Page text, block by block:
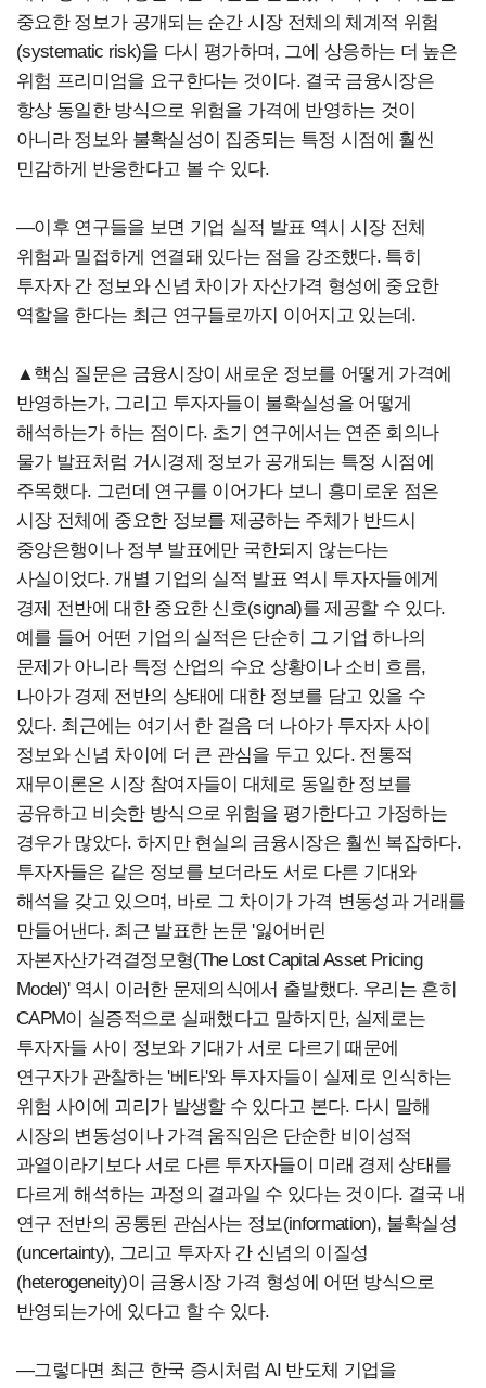
중요한 정보가 공개되는 순간 시장 전체의 체계적 위험
(systematic risk)을 다시 평가하며, 그에 상응하는 더 높은
위험 프리미엄을 요구한다는 것이다. 결국 금융시장은
항상 동일한 방식으로 위험을 가격에 반영하는 것이
아니라 정보와 불확실성이 집중되는 특정 시점에 훨씬
민감하게 반응한다고 볼 수 있다.
―이후 연구들을 보면 기업 실적 발표 역시 시장 전체
위험과 밀접하게 연결돼 있다는 점을 강조했다. 특히
투자자 간 정보와 신념 차이가 자산가격 형성에 중요한
역할을 한다는 최근 연구들로까지 이어지고 있는데.
▲핵심 질문은 금융시장이 새로운 정보를 어떻게 가격에
반영하는가, 그리고 투자자들이 불확실성을 어떻게
해석하는가 하는 점이다. 초기 연구에서는 연준 회의나
물가 발표처럼 거시경제 정보가 공개되는 특정 시점에
주목했다. 그런데 연구를 이어가다 보니 흥미로운 점은
시장 전체에 중요한 정보를 제공하는 주체가 반드시
중앙은행이나 정부 발표에만 국한되지 않는다는
사실이었다. 개별 기업의 실적 발표 역시 투자자들에게
경제 전반에 대한 중요한 신호(signal)를 제공할 수 있다.
예를 들어 어떤 기업의 실적은 단순히 그 기업 하나의
문제가 아니라 특정 산업의 수요 상황이나 소비 흐름,
나아가 경제 전반의 상태에 대한 정보를 담고 있을 수
있다. 최근에는 여기서 한 걸음 더 나아가 투자자 사이
정보와 신념 차이에 더 큰 관심을 두고 있다. 전통적
재무이론은 시장 참여자들이 대체로 동일한 정보를
공유하고 비슷한 방식으로 위험을 평가한다고 가정하는
경우가 많았다. 하지만 현실의 금융시장은 훨씬 복잡하다.
투자자들은 같은 정보를 보더라도 서로 다른 기대와
해석을 갖고 있으며, 바로 그 차이가 가격 변동성과 거래를
만들어낸다. 최근 발표한 논문 '잃어버린
자본자산가격결정모형(The Lost Capital Asset Pricing
Model)' 역시 이러한 문제의식에서 출발했다. 우리는 흔히
CAPM이 실증적으로 실패했다고 말하지만, 실제로는
투자자들 사이 정보와 기대가 서로 다르기 때문에
연구자가 관찰하는 '베타'와 투자자들이 실제로 인식하는
위험 사이에 괴리가 발생할 수 있다고 본다. 다시 말해
시장의 변동성이나 가격 움직임은 단순한 비이성적
과열이라기보다 서로 다른 투자자들이 미래 경제 상태를
다르게 해석하는 과정의 결과일 수 있다는 것이다. 결국 내
연구 전반의 공통된 관심사는 정보(information), 불확실성
(uncertainty), 그리고 투자자 간 신념의 이질성
(heterogeneity)이 금융시장 가격 형성에 어떤 방식으로
반영되는가에 있다고 할 수 있다.
―그렇다면 최근 한국 증시처럼 AI 반도체 기업을